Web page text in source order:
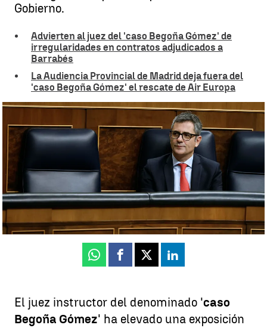
Gobierno.
Advierten al juez del 'caso Begoña Gómez' de
irregularidades en contratos adjudicados a
Barrabés
La Audiencia Provincial de Madrid deja fuera del
'caso Begoña Gómez' el rescate de Air Europa
Peinado pide imputar a Bolaños por malversación y falso testimonio
Celia de Santiago
Actualizado:
Publicado:24 de junio de 2025, 10:27
Whatsapp
Facebook
X Linkedin
El juez instructor del denominado 'caso
Begoña Gómez' ha elevado una exposición